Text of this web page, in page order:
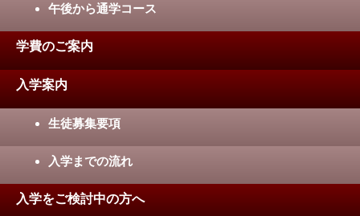
午後から通学コース
学費のご案内
入学案内
生徒募集要項
入学までの流れ
入学をご検討中の方へ